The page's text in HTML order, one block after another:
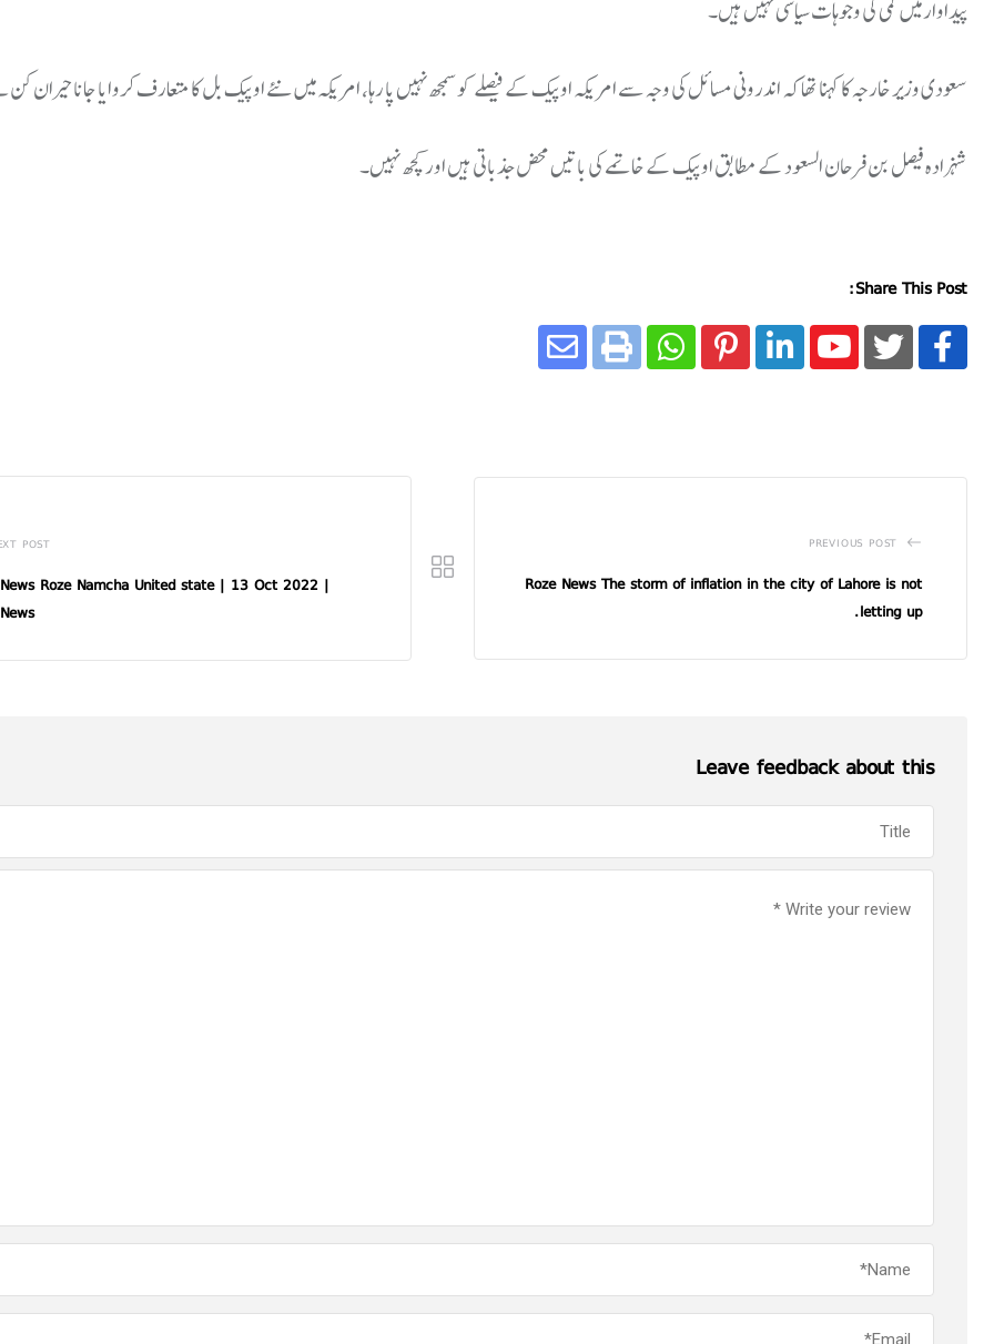
پیداوار میں کمی کی وجوہات سیاسی نہیں ہیں۔
سعودی وزیر خارجہ کا کہنا تھا کہ اندرونی مسائل کی وجہ سے امریکہ اوپیک کے فیصلے کو سمجھ نہیں پا رہا، امریکہ میں نئے اوپیک بل کا متعارف کروایا جانا حیران
شہزادہ فیصل بن فرحان السعود کے مطابق اوپیک کے خاتمے کی باتیں محض جذباتی ہیں اور کچھ نہیں۔
Share This Post:
PREVIOUS POST
Roze News The storm of inflation in the city of Lahore is not
letting up.
POST
Roze Namcha United state | 13 Oct 2022 |
Leave feedback about this